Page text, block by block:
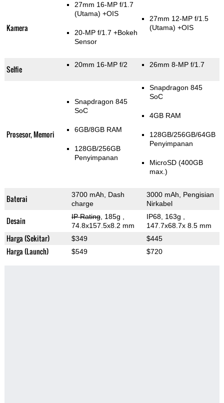
Kamera
27mm 16-MP f/1.7
(Utama) +OIS
20-MP f/1.7 +Bokeh
Sensor
27mm 12-MP f/1.5
(Utama) +OIS
Selfie 20mm 16-MP f/2 26mm 8-MP f/1.7
Prosesor, Memori
Snapdragon 845
SoC
6GB/8GB RAM
128GB/256GB
Penyimpanan
Snapdragon 845
SoC
4GB RAM
128GB/256GB/64GB
Penyimpanan
MicroSD (400GB
max.)
Baterai
3700 mAh, Dash
charge
3000 mAh, Pengisian
Nirkabel
Desain IP Rating, 185g
74.8x157.5x8.2 mm
IP68, 163g
147.7x68.7x 8.5 mm
Harga (Sekitar) $349 $445
Harga (Launch) $549 $720